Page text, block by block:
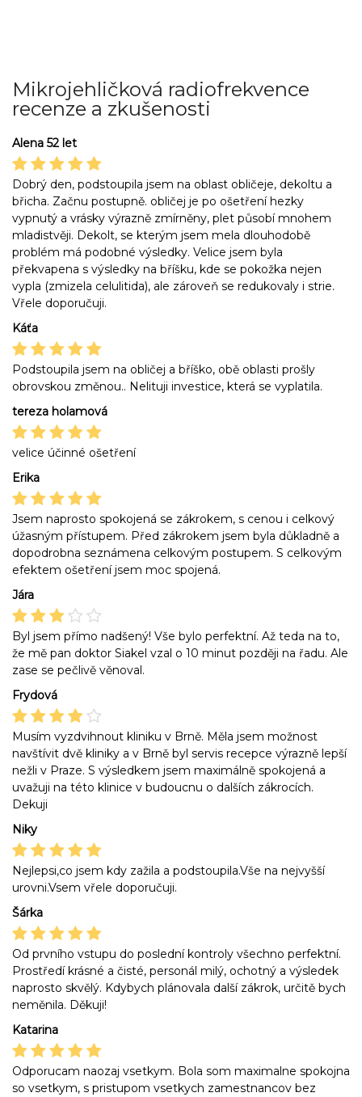
Mikrojehličková radiofrekvence
recenze a zkušenosti
Alena 52 let
Dobrý den, podstoupila jsem na oblast obličeje, dekoltu a
břicha. Začnu postupně. obličej je po ošetření hezky
vypnutý a vrásky výrazně zmírněny, plet působí mnohem
mladistvěji. Dekolt, se kterým jsem mela dlouhodobě
problém má podobné výsledky. Velice jsem byla
překvapena s výsledky na bříšku, kde se pokožka nejen
vypla (zmizela celulitida), ale zároveň se redukovaly i strie.
Vřele doporučuji.
Káťa
Podstoupila jsem na obličej a bříško, obě oblasti prošly
obrovskou změnou.. Nelituji investice, která se vyplatila.
tereza holamová
velice účinné ošetření
Erika
Jsem naprosto spokojená se zákrokem, s cenou i celkový
úžasným přístupem. Před zákrokem jsem byla důkladně a
dopodrobna seznámena celkovým postupem. S celkovým
efektem ošetření jsem moc spojená.
Jára
Byl jsem přímo nadšený! Vše bylo perfektní. Až teda na to,
že mě pan doktor Siakel vzal o 10 minut později na řadu. Ale
zase se pečlivě věnoval.
Frydová
Musím vyzdvihnout kliniku v Brně. Měla jsem možnost
navštívit dvě kliniky a v Brně byl servis recepce výrazně lepší
nežli v Praze. S výsledkem jsem maximálně spokojená a
uvažuji na této klinice v budoucnu o dalších zákrocích.
Dekuji
Niky
Nejlepsi,co jsem kdy zažila a podstoupila.Vše na nejvyšší
urovni.Vsem vřele doporučuji.
Šárka
Od prvního vstupu do poslední kontroly všechno perfektní.
Prostředí krásné a čisté, personál milý, ochotný a výsledek
naprosto skvělý. Kdybych plánovala další zákrok, určitě bych
neměnila. Děkuji!
Katarina
Odporucam naozaj vsetkym. Bola som maximalne spokojna
so vsetkym, s pristupom vsetkych zamestnancov bez